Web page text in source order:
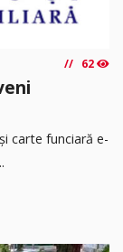
62
carte funciară e-